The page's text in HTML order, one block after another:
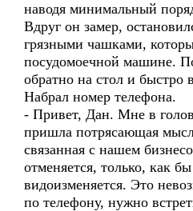
наводя минимальный
Вдруг он замер,
грязными чашками,
посудомоечной машине.
обратно на стол и быстро
Набрал номер телефона.
- Привет, Дан. Мне в
пришла потрясающая
связанная с нашем
отменяется, только, как
видоизменяется. Это
по телефону, нужно